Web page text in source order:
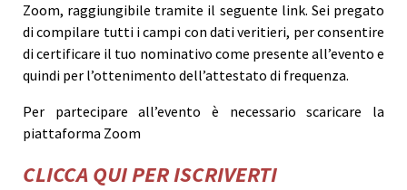
Zoom, raggiungibile tramite il seguente link. Sei pregato
di compilare tutti i campi con dati veritieri, per consentire
di certificare il tuo nominativo come presente all’evento e
quindi per l’ottenimento dell’attestato di frequenza.
Per partecipare all’evento è necessario scaricare la
piattaforma Zoom
CLICCA QUI PER ISCRIVERTI